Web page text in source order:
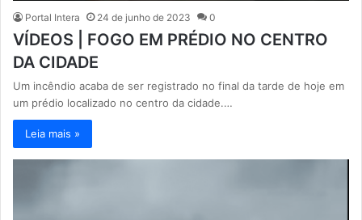
Portal Intera 24 de junho de 2023 0
VÍDEOS | FOGO EM PRÉDIO NO CENTRO
DA CIDADE
Um incêndio acaba de ser registrado no final da tarde de hoje em
um prédio localizado no centro da cidade.…
Leia mais »